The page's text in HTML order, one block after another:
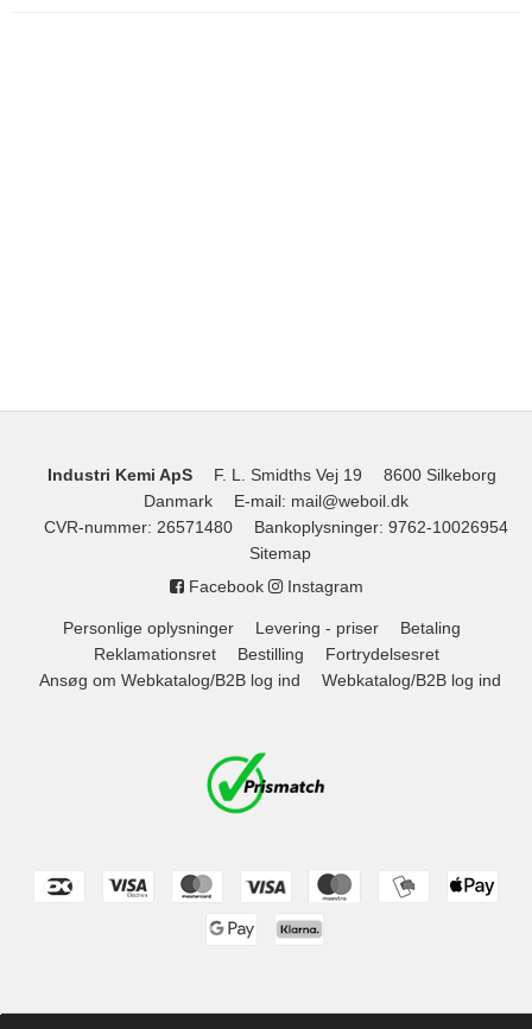
Industri Kemi ApS F. L. Smidths Vej 19
8600 Silkeborg
Danmark
E-mail: mail@weboil.dk
CVR-nummer: 26571480 Bankoplysninger: 9762-10026954
Sitemap
Facebook
Instagram
Personlige oplysninger Levering - priser
Betaling
Reklamationsret
Bestilling
Fortrydelsesret
Ansøg om Webkatalog/B2B log ind
Webkatalog/B2B log ind